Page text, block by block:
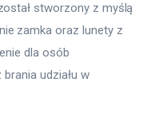
stworzony z myślą
zamka oraz lunety z
dla osób
udziału w